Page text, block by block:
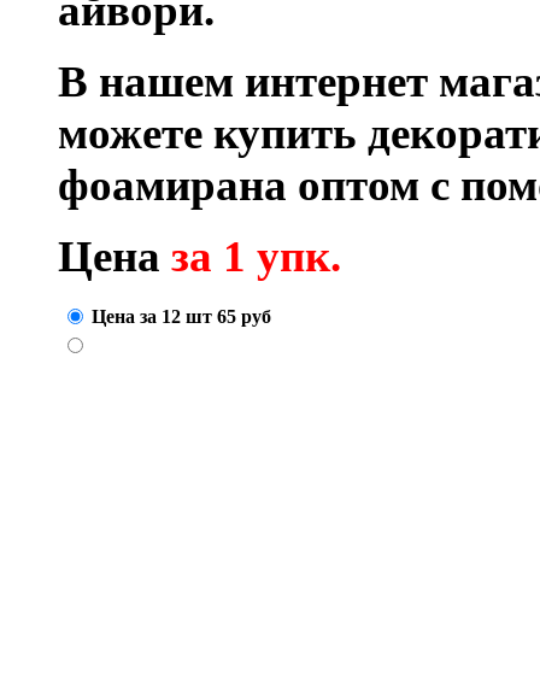
айвори.
В нашем интернет
можете купить
фоамирана оптом с
Цена за 1 упк.
Цена за 12 шт 65 руб